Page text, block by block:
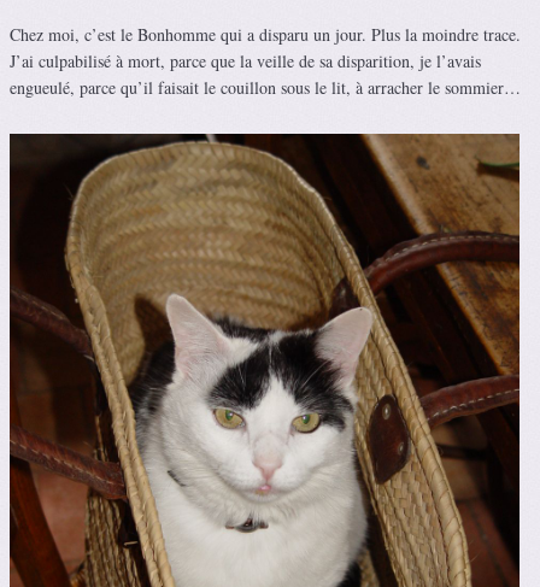
Chez moi, c’est le Bonhomme qui a disparu un jour. Plus la moindre trace.
J’ai culpabilisé à mort, parce que la veille de sa disparition, je l’avais
engueulé, parce qu’il faisait le couillon sous le lit, à arracher le sommier…